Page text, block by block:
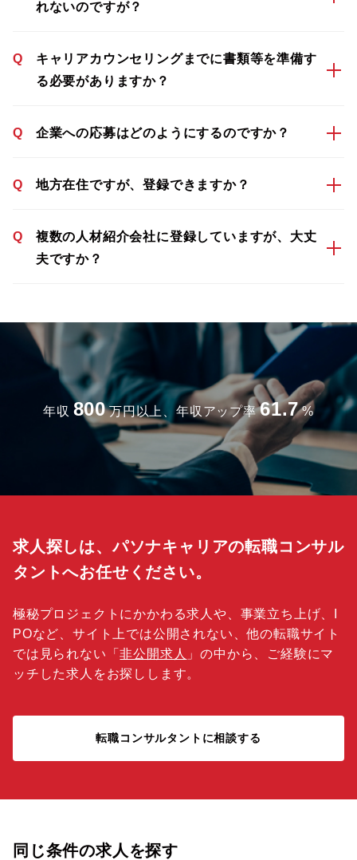
れないのですが？
Q
キャリアカウンセリングまでに書類等を準備す
る必要がありますか？
Q 企業への応募はどのようにするのですか？
Q 地方在住ですが、登録できますか？
Q
複数の人材紹介会社に登録していますが、大丈
夫ですか？
年収 800 万円以上、年収アップ率 61.7 %
求人探しは、パソナキャリアの転職コンサル
タントへお任せください。
極秘プロジェクトにかかわる求人や、事業立ち上げ、I
POなど、サイト上では公開されない、他の転職サイト
では見られない「非公開求人 」の中から、ご経験にマ
ッチした求人をお探しします。
転職コンサルタントに相談する
同じ条件の求人を探す